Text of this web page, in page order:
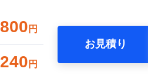
円
円
お見積り